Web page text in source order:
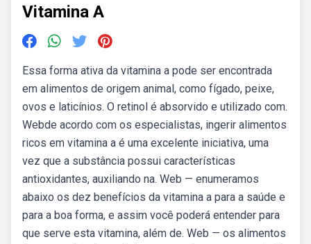
Vitamina A
Essa forma ativa da vitamina a pode ser encontrada
em alimentos de origem animal, como fígado, peixe,
ovos e laticínios. O retinol é absorvido e utilizado com.
Webde acordo com os especialistas, ingerir alimentos
ricos em vitamina a é uma excelente iniciativa, uma
vez que a substância possui características
antioxidantes, auxiliando na. Web — enumeramos
abaixo os dez benefícios da vitamina a para a saúde e
para a boa forma, e assim você poderá entender para
que serve esta vitamina, além de. Web — os alimentos